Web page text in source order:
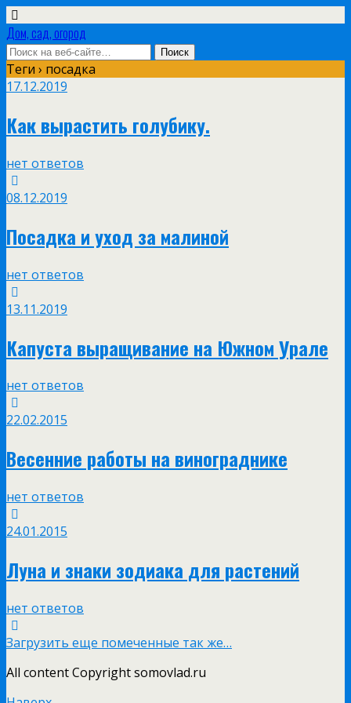
Дом, сад, огород
Теги › посадка
17.12.2019
Как вырастить голубику.
нет ответов
08.12.2019
Посадка и уход за малиной
нет ответов
13.11.2019
Капуста выращивание на Южном Урале
нет ответов
22.02.2015
Весенние работы на винограднике
нет ответов
24.01.2015
Луна и знаки зодиака для растений
нет ответов
Загрузить еще помеченные так же…
All content Copyright somovlad.ru